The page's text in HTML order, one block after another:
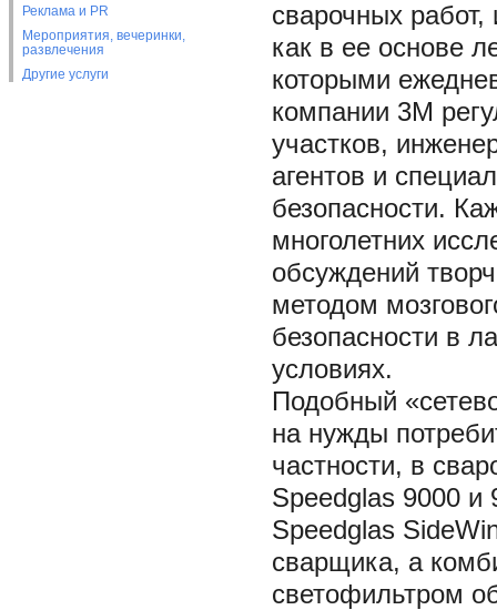
Реклама и PR
Мероприятия, вечеринки,
развлечения
Другие услуги
сварочных
как в ее основе
которыми
компании 3М
участков,
агентов и
безопасности.
многолетних
обсуждений
методом
безопасности в
условиях.
Подобный
на нужды
частности, в
Speedglas 9000 и
Speedglas
сварщика, а
светофильтром